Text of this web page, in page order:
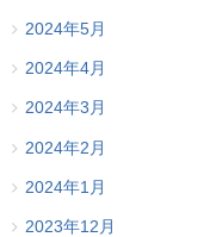
2024年5月
2024年4月
2024年3月
2024年2月
2024年1月
2023年12月